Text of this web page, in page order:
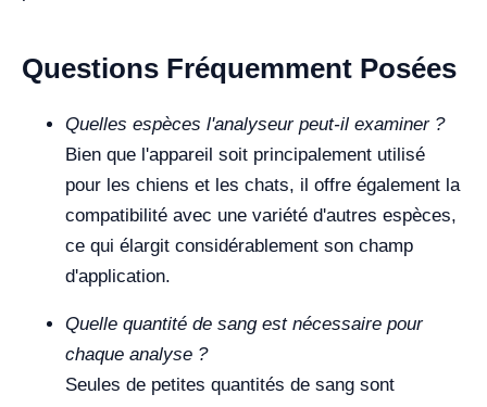
Questions Fréquemment Posées
Quelles espèces l'analyseur peut-il examiner ?
Bien que l'appareil soit principalement utilisé
pour les chiens et les chats, il offre également la
compatibilité avec une variété d'autres espèces,
ce qui élargit considérablement son champ
d'application.
Quelle quantité de sang est nécessaire pour
chaque analyse ?
Seules de petites quantités de sang sont